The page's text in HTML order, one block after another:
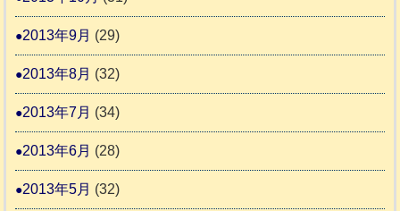
2013年9月 (29)
2013年8月 (32)
2013年7月 (34)
2013年6月 (28)
2013年5月 (32)